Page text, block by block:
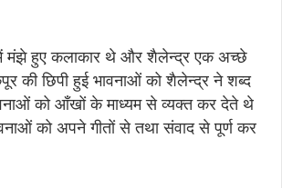
मंझे हुए कलाकार थे और शैलेन्द्र एक अच्छे
की छिपी हुई भावनाओं को शैलेन्द्र ने शब्द
को आँखों के माध्यम से व्यक्त कर देते थे
को अपने गीतों से तथा संवाद से पूर्ण कर